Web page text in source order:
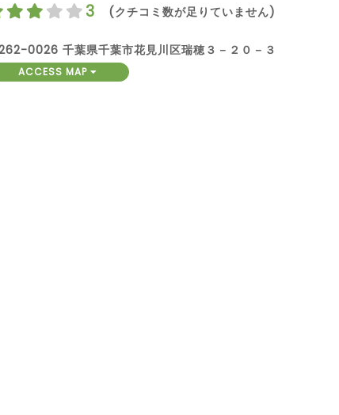
3 (クチコミ数が足りていません)
0026 千葉県千葉市花見川区瑞穂３－２０－３
ACCESS MAP